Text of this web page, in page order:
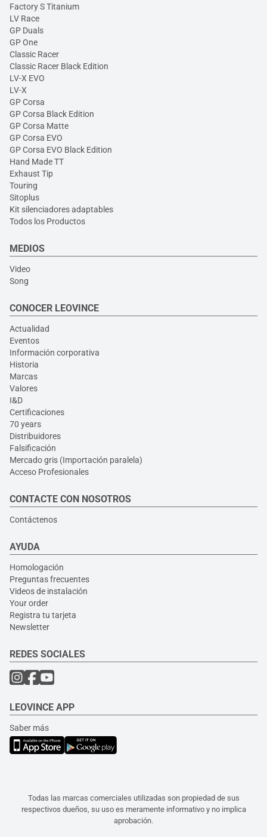
Factory S Titanium
LV Race
GP Duals
GP One
Classic Racer
Classic Racer Black Edition
LV-X EVO
LV-X
GP Corsa
GP Corsa Black Edition
GP Corsa Matte
GP Corsa EVO
GP Corsa EVO Black Edition
Hand Made TT
Exhaust Tip
Touring
Sitoplus
Kit silenciadores adaptables
Todos los Productos
MEDIOS
Video
Song
CONOCER LEOVINCE
Actualidad
Eventos
Información corporativa
Historia
Marcas
Valores
I&D
Certificaciones
70 years
Distribuidores
Falsificación
Mercado gris (Importación paralela)
Acceso Profesionales
CONTACTE CON NOSOTROS
Contáctenos
AYUDA
Homologación
Preguntas frecuentes
Videos de instalación
Your order
Registra tu tarjeta
Newsletter
REDES SOCIALES
LEOVINCE APP
Saber más
Todas las marcas comerciales utilizadas son propiedad de sus
respectivos dueños, su uso es meramente informativo y no implica
aprobación.